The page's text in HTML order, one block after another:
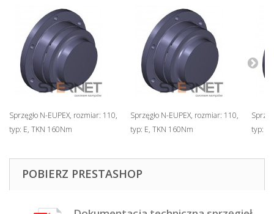
Sprzęgło N-EUPEX, rozmiar: 110,
typ: E, TKN 160Nm
Sprzęgło N-EUPEX, rozmiar: 110,
typ: E, TKN 160Nm
typ:
POBIERZ PRESTASHOP